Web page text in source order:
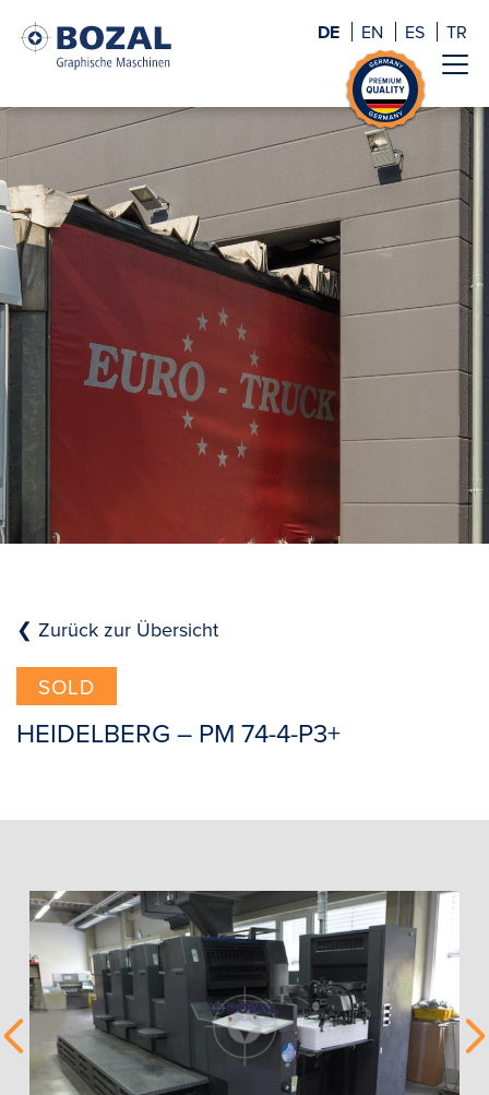
DE EN ES TR
❮ Zurück zur Übersicht
SOLD
HEIDELBERG – PM 74-4-P3+